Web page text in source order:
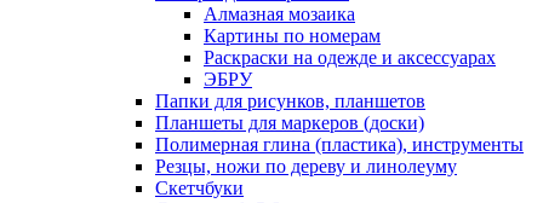
Алмазная мозаика
Картины по номерам
Раскраски на одежде и аксессуарах
ЭБРУ
Папки для рисунков, планшетов
Планшеты для маркеров (доски)
Полимерная глина (пластика), инструменты
Резцы, ножи по дереву и линолеуму
Скетчбуки